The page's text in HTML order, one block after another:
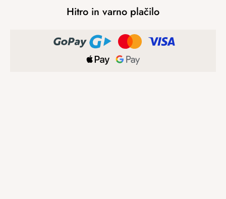
Hitro in varno plačilo